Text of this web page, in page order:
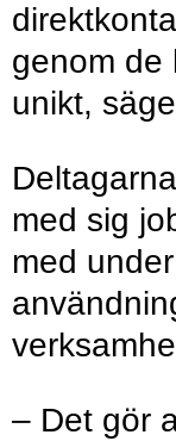
genom de
unikt,
med sig
med
– Det gör